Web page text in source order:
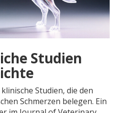
Studien
Studien, die den
Schmerzen belegen. Ein